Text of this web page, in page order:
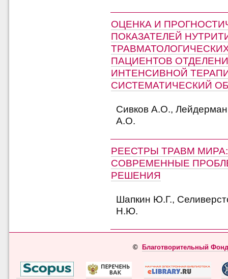
ОЦЕНКА И
ПОКАЗАТЕЛЕЙ
ПАЦИЕНТОВ
ИНТЕНСИВНОЙ
СИСТЕМАТИЧЕСКИЙ
Сивков А.О.,
А.О.
РЕЕСТРЫ ТРАВМ
СОВРЕМЕННЫЕ
РЕШЕНИЯ
Шапкин Ю.Г.,
Н.Ю.
© Благотворительный